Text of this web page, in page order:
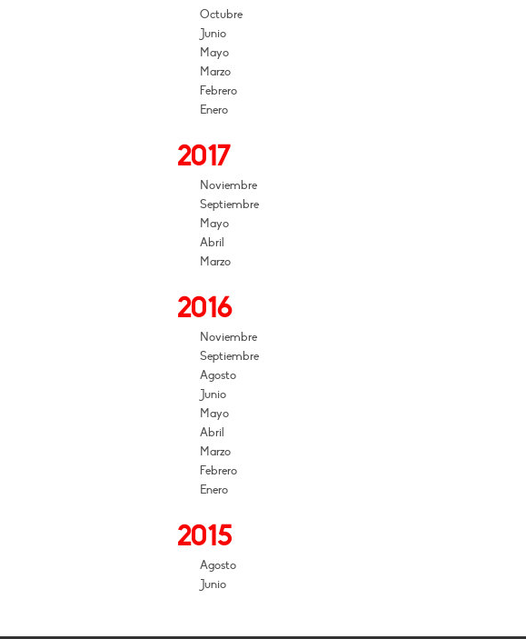
Octubre
Junio
Mayo
Marzo
Febrero
Enero
2017
Noviembre
Septiembre
Mayo
Abril
Marzo
2016
Noviembre
Septiembre
Agosto
Junio
Mayo
Abril
Marzo
Febrero
Enero
2015
Agosto
Junio